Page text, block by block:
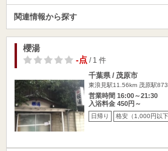
関連情報から探す
櫻湯
-点/ 1 件
千葉県 / 茂原市
東浪見駅11.56km 茂原駅
営業時間 16:00～21:30
入浴料金 450円～
日帰り 格安（1,000円以下